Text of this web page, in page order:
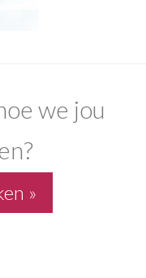
we jou
»